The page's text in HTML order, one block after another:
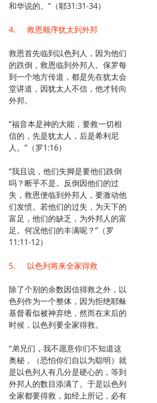
和华说的。”（耶31:31-34）
4.      救恩顺序犹太到外邦
救恩首先临到以色列人，因为他们
的跌倒，救恩临到外邦人。保罗每
到一个地方传道，都是先在犹太会
堂讲道，因犹太人不信，他才转向
外邦。
“福音本是神的大能，要救一切相
信的，先是犹太人，后是希利尼
人。”（罗1:16）
“我且说，他们失脚是要他们跌倒
吗？断乎不是。反倒因他们的过
失，救恩便临到外邦人，要激动他
们发愤。若他们的过失，为天下的
富足，他们的缺乏，为外邦人的富
足。何况他们的丰满呢？”（罗
11:11-12）
5.      以色列将来全家得救
除了个别的余数因信得救之外，以
色列作为一个整体，因为拒绝耶稣
基督看似被神弃绝，然而在末后的
时候，以色列要全家得救。
“弟兄们，我不愿意你们不知道这
奥秘，（恐怕你们自以为聪明）就
是以色列人有几分是硬心的，等到
外邦人的数目添满了。于是以色列
全家都要得救，如经上所记，必有